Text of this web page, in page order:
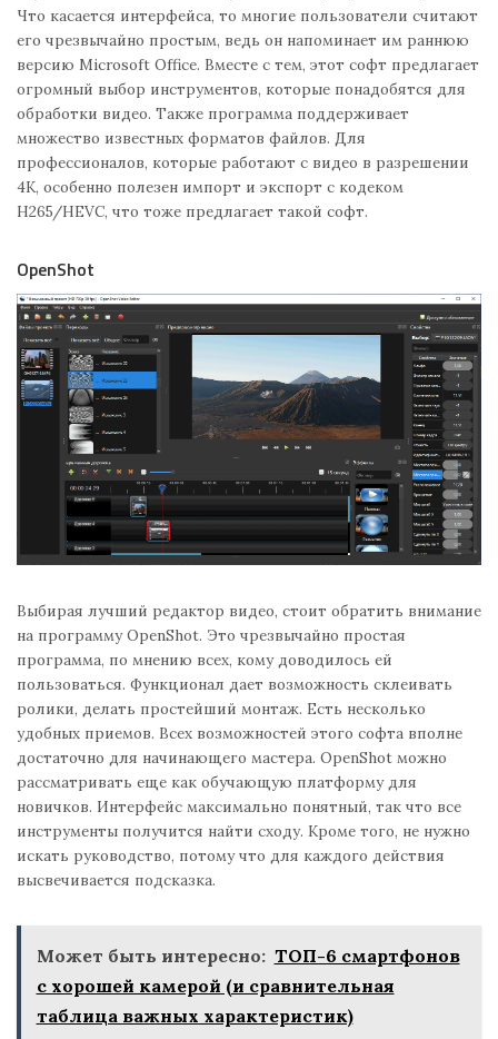
Что касается интерфейса, то многие пользователи считают
его чрезвычайно простым, ведь он напоминает им раннюю
версию Microsoft Office. Вместе с тем, этот софт предлагает
огромный выбор инструментов, которые понадобятся для
обработки видео. Также программа поддерживает
множество известных форматов файлов. Для
профессионалов, которые работают с видео в разрешении
4К, особенно полезен импорт и экспорт с кодеком
H265/HEVC, что тоже предлагает такой софт.
OpenShot
Выбирая лучший редактор видео, стоит обратить внимание
на программу OpenShot. Это чрезвычайно простая
программа, по мнению всех, кому доводилось ей
пользоваться. Функционал дает возможность склеивать
ролики, делать простейший монтаж. Есть несколько
удобных приемов. Всех возможностей этого софта вполне
достаточно для начинающего мастера. OpenShot можно
рассматривать еще как обучающую платформу для
новичков. Интерфейс максимально понятный, так что все
инструменты получится найти сходу. Кроме того, не нужно
искать руководство, потому что для каждого действия
высвечивается подсказка.
Может быть интересно: ТОП-6 смартфонов
с хорошей камерой (и сравнительная
таблица важных характеристик)